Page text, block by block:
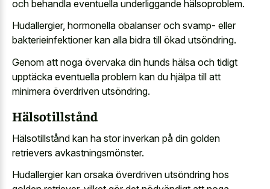
och behandla eventuella underliggande hälsoproblem.
Hudallergier, hormonella obalanser och svamp- eller
bakterieinfektioner kan alla bidra till ökad utsöndring.
Genom att noga övervaka din hunds hälsa och tidigt
upptäcka eventuella problem kan du hjälpa till att
minimera överdriven utsöndring.
Hälsotillstånd
Hälsotillstånd kan ha stor inverkan på din golden
retrievers avkastningsmönster.
Hudallergier kan orsaka överdriven utsöndring hos